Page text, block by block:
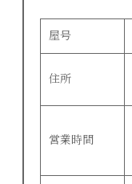
屋号
住所
営業時間